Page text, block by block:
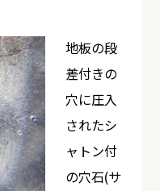
地板の段
差付きの
穴に圧入
されたシ
ャトン付
の穴石(サ